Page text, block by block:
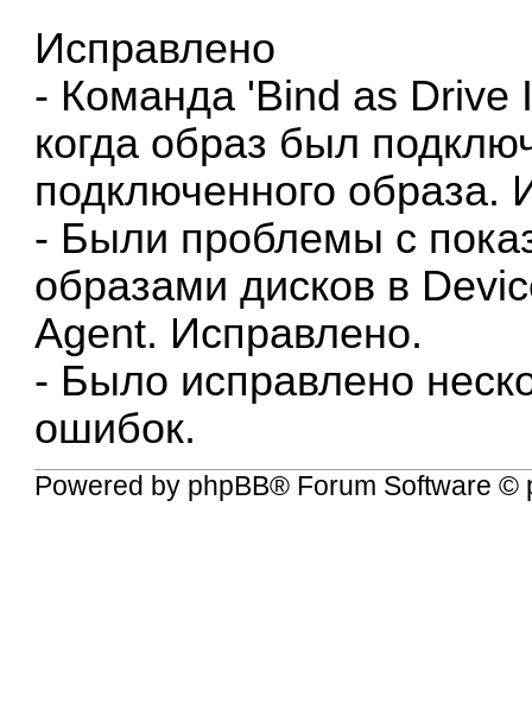
Исправлено
- Команда 'Bind as Drive
когда образ был
подключенного образа.
- Были проблемы с
образами дисков в
Agent. Исправлено.
- Было исправлено
ошибок.
Powered by phpBB® Forum Software ©